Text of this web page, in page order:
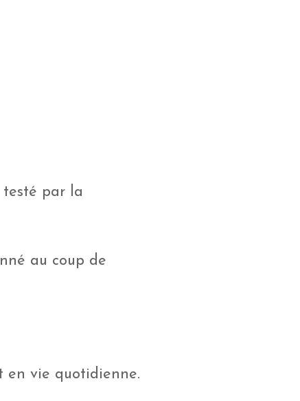
par la
au coup de
en vie quotidienne.